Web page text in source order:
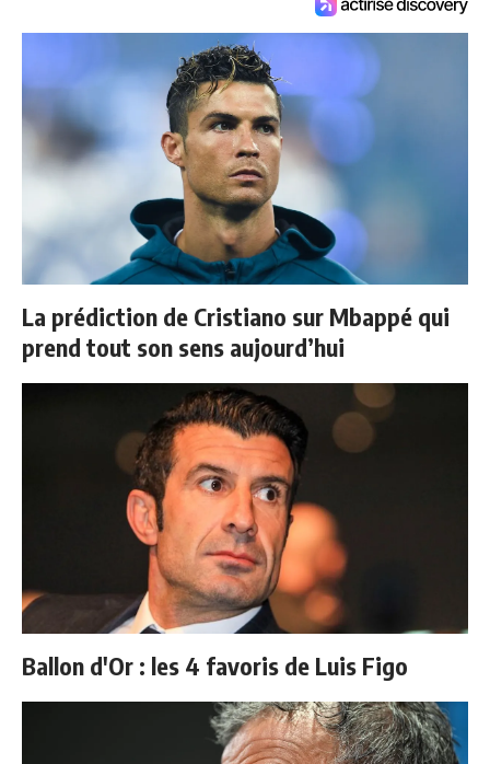
La prédiction de Cristiano sur Mbappé qui
prend tout son sens aujourd’hui
Ballon d'Or : les 4 favoris de Luis Figo